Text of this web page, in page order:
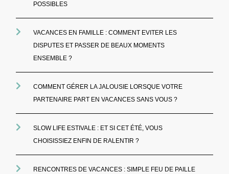
POSSIBLES
VACANCES EN FAMILLE : COMMENT EVITER LES
DISPUTES ET PASSER DE BEAUX MOMENTS
ENSEMBLE ?
COMMENT GÉRER LA JALOUSIE LORSQUE VOTRE
PARTENAIRE PART EN VACANCES SANS VOUS ?
SLOW LIFE ESTIVALE : ET SI CET ÉTÉ, VOUS
CHOISISSIEZ ENFIN DE RALENTIR ?
RENCONTRES DE VACANCES : SIMPLE FEU DE PAILLE